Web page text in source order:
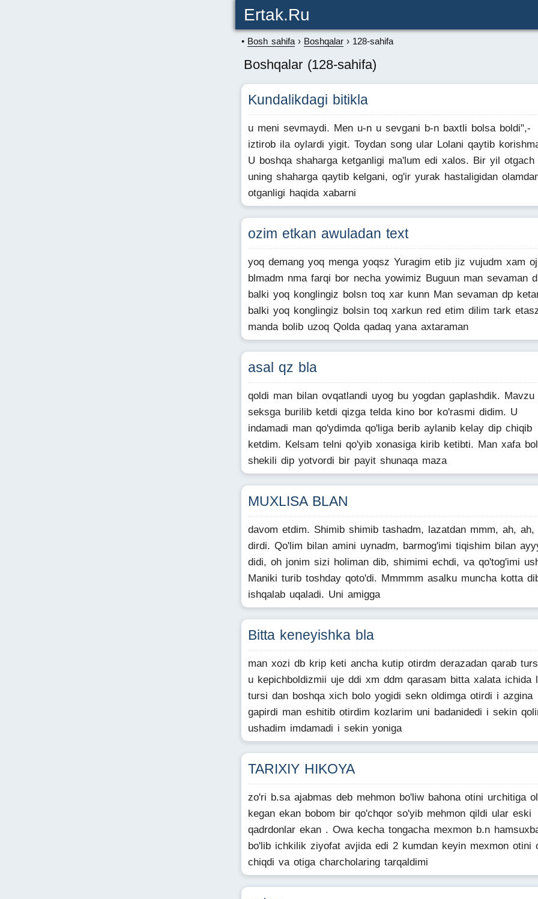
Ertak.ru
Bosh sahifa Boshqalar 128-sahifa
Boshqalar (128-sahifa)
Kundalikdagi bitikla
u meni sevmaydi. Men u-n u sevgani b-n baxtli bolsa boldi",-
iztirob ila oylardi yigit. Toydan song ular Lolani qaytib
U boshqa shaharga ketganligi ma'lum edi xalos. Bir yil otgach
uning shaharga qaytib kelgani, og'ir yurak hastaligidan
otganligi haqida xabarni
ozim etkan awuladan text
yoq demang yoq menga yoqsz Yuragim etib jiz vujudm xam
blmadm nma farqi bor necha yowimiz Buguun man sevaman
balki yoq konglingiz bolsn toq xar kunn Man sevaman dp
balki yoq konglingiz bolsin toq xarkun red etim dilim tark
manda bolib uzoq Qolda qadaq yana axtaraman
asal qz bla
qoldi man bilan ovqatlandi uyog bu yogdan gaplashdik. Mavzu
seksga burilib ketdi qizga telda kino bor ko'rasmi didim. U
indamadi man qo'ydimda qo'liga berib aylanib kelay dip chiqib
ketdim. Kelsam telni qo'yib xonasiga kirib ketibti. Man xafa
shekili dip yotvordi bir payit shunaqa maza
MUXLISA BLAN
davom etdim. Shimib shimib tashadm, lazatdan mmm, ah, ah,
dirdi. Qo'lim bilan amini uynadm, barmog'imi tiqishim bilan
didi, oh jonim sizi holiman dib, shimimi echdi, va qo'tog'imi
Maniki turib toshday qoto'di. Mmmmm asalku muncha kotta
ishqalab uqaladi. Uni amigga
Bitta keneyishka bla
man xozi db krip keti ancha kutip otirdm derazadan qarab
u kepichboldizmii uje ddi xm ddm qarasam bitta xalata ichida
tursi dan boshqa xich bolo yogidi sekn oldimga otirdi i azgina
gapirdi man eshitib otirdim kozlarim uni badanidedi i sekin
ushadim imdamadi i sekin yoniga
TARIXIY HIKOYA
zo'ri b.sa ajabmas deb mehmon bo'liw bahona otini urchitiga
kegan ekan bobom bir qo'chqor so'yib mehmon qildi ular eski
qadrdonlar ekan . Owa kecha tongacha mexmon b.n
bo'lib ichkilik ziyofat avjida edi 2 kumdan keyin mexmon otini
chiqdi va otiga charcholaring tarqaldimi